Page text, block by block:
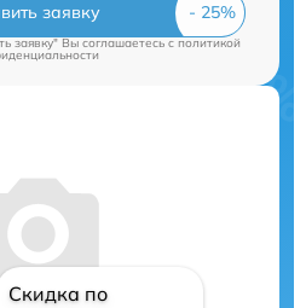
заявку
заявку" Вы соглашаетесь c политикой
Скидка по